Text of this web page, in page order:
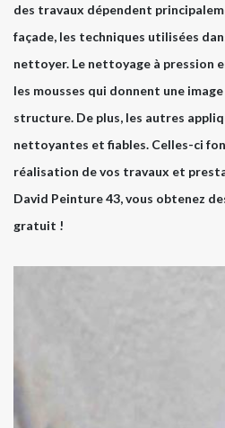
des travaux dépendent
façade, les techniques utilisées
nettoyer. Le nettoyage à pression
les mousses qui donnent une
structure. De plus, les autres
nettoyantes et fiables. Celles-ci
réalisation de vos travaux et
David Peinture 43, vous obtenez
gratuit !